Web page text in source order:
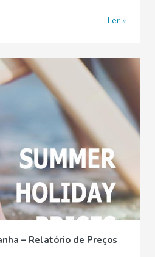
Ler
– Relatório de Preços